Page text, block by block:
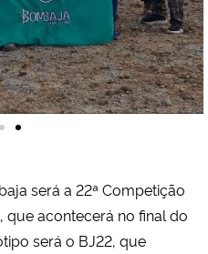
será a 22ª Competição
que acontecerá no final do
será o BJ22, que